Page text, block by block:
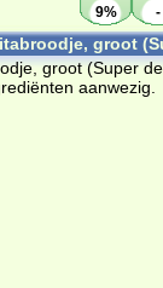
9%
-
groot
groot (Super de
aanwezig.